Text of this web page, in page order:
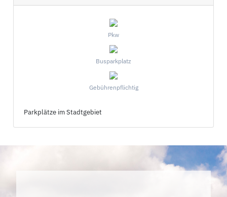
Pkw
Busparkplatz
Gebührenpflichtig
Parkplätze im Stadtgebiet